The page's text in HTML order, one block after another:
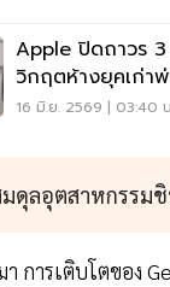
Apple ปิดถาวร 3
วิกฤตห้างยุคเก่า
16 มิ.ย. 2569 | 03:40
ดุลอุตสาหกรรม
การเติบโตของ